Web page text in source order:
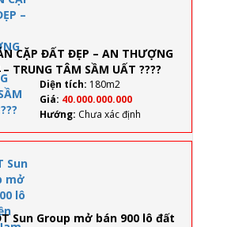
Diện tích: 180m2
Giá: 40.000.000.000
Hướng: Chưa xác định